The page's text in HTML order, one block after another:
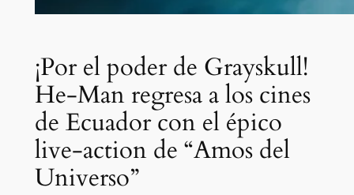
¡Por el poder de Grayskull!
He-Man regresa a los cines
de Ecuador con el épico
live-action de “Amos del
Universo”